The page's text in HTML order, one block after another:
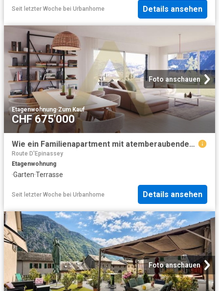
Seit letzter Woche bei Urbanhome Details ansehen
Foto anschauen
Etagenwohnung·Zum Kauf
CHF 675'000
Wie ein Familienapartment mit atemberaubendem Blick auf das Tal
Route D'Epinassey
Etagenwohnung
·Garten·Terrasse
Seit letzter Woche bei Urbanhome Details ansehen
Foto anschauen